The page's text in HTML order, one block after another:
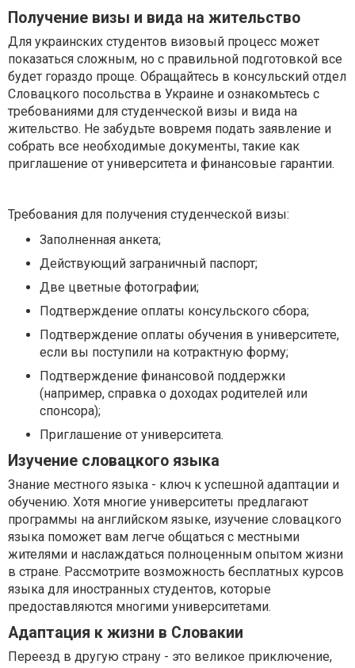
Получение визы и вида на жительство
Для украинских студентов визовый процесс может
показаться сложным, но с правильной подготовкой все
будет гораздо проще. Обращайтесь в консульский отдел
Словацкого посольства в Украине и ознакомьтесь с
требованиями для студенческой визы и вида на
жительство. Не забудьте вовремя подать заявление и
собрать все необходимые документы, такие как
приглашение от университета и финансовые гарантии.
Требования для получения студенческой визы:
Заполненная анкета;
Действующий заграничный паспорт;
Две цветные фотографии;
Подтверждение оплаты консульского сбора;
Подтверждение оплаты обучения в университете,
если вы поступили на котрактную форму;
Подтверждение финансовой поддержки
(например, справка о доходах родителей или
спонсора);
Приглашение от университета.
Изучение словацкого языка
Знание местного языка - ключ к успешной адаптации и
обучению. Хотя многие университеты предлагают
программы на английском языке, изучение словацкого
языка поможет вам легче общаться с местными
жителями и наслаждаться полноценным опытом жизни
в стране. Рассмотрите возможность бесплатных курсов
языка для иностранных студентов, которые
предоставляются многими университетами.
Адаптация к жизни в Словакии
Переезд в другую страну - это великое приключение,